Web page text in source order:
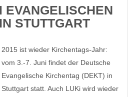
EVANGELISCHEN
STUTTGART
2015 ist wieder Kirchentags-Jahr:
vom 3.-7. Juni findet der Deutsche
Evangelische Kirchentag (DEKT) in
Stuttgart statt. Auch LUKi wird wieder